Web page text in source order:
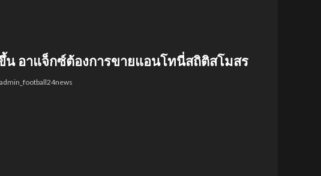
น อาแจ็กซ์ต้องการขายแอนโทนี่สถิติสโมสร
admin_football24news